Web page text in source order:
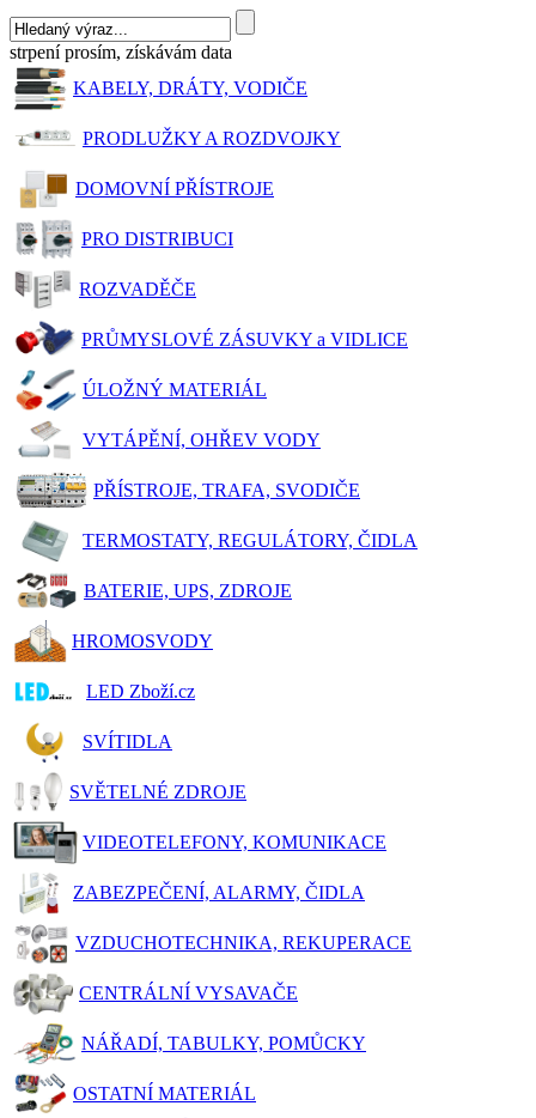
strpení prosím, získávám data
KABELY, DRÁTY, VODIČE
PRODLUŽKY A ROZDVOJKY
DOMOVNÍ PŘÍSTROJE
PRO DISTRIBUCI
ROZVADĚČE
PRŮMYSLOVÉ ZÁSUVKY a VIDLICE
ÚLOŽNÝ MATERIÁL
VYTÁPĚNÍ, OHŘEV VODY
PŘÍSTROJE, TRAFA, SVODIČE
TERMOSTATY, REGULÁTORY, ČIDLA
BATERIE, UPS, ZDROJE
HROMOSVODY
LED Zboží.cz
SVÍTIDLA
SVĚTELNÉ ZDROJE
VIDEOTELEFONY, KOMUNIKACE
ZABEZPEČENÍ, ALARMY, ČIDLA
VZDUCHOTECHNIKA, REKUPERACE
CENTRÁLNÍ VYSAVAČE
NÁŘADÍ, TABULKY, POMŮCKY
OSTATNÍ MATERIÁL